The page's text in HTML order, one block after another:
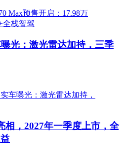
光：激光雷达加持，三季
相，2027年一季度上市，全